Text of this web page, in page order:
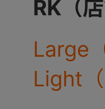
RK（
Large
Light